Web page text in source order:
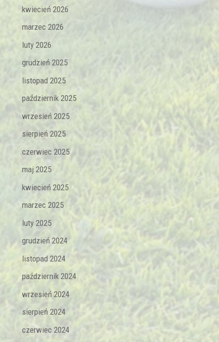
kwiecień 2026
marzec 2026
luty 2026
grudzień 2025
listopad 2025
październik 2025
wrzesień 2025
sierpień 2025
czerwiec 2025
maj 2025
kwiecień 2025
marzec 2025
luty 2025
grudzień 2024
listopad 2024
październik 2024
wrzesień 2024
sierpień 2024
czerwiec 2024